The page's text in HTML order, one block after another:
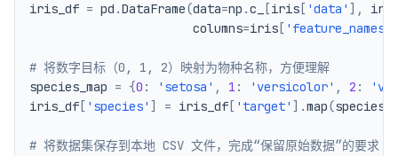
iris_df = pd .DataFrame(data=np .c_ iris 'data' ,
iris
                       columns
=iris 'feature_names'
# 将数字目标（0, 1, 2）映射为物种名称，方便理解
species_map = {0 : 'setosa' , 1 : 'versicolor' , 2 :
iris_df
'species' = iris_df 'target' .map(
# 将数据集保存到本地 CSV 文件，完成“保留原始数据”的要求